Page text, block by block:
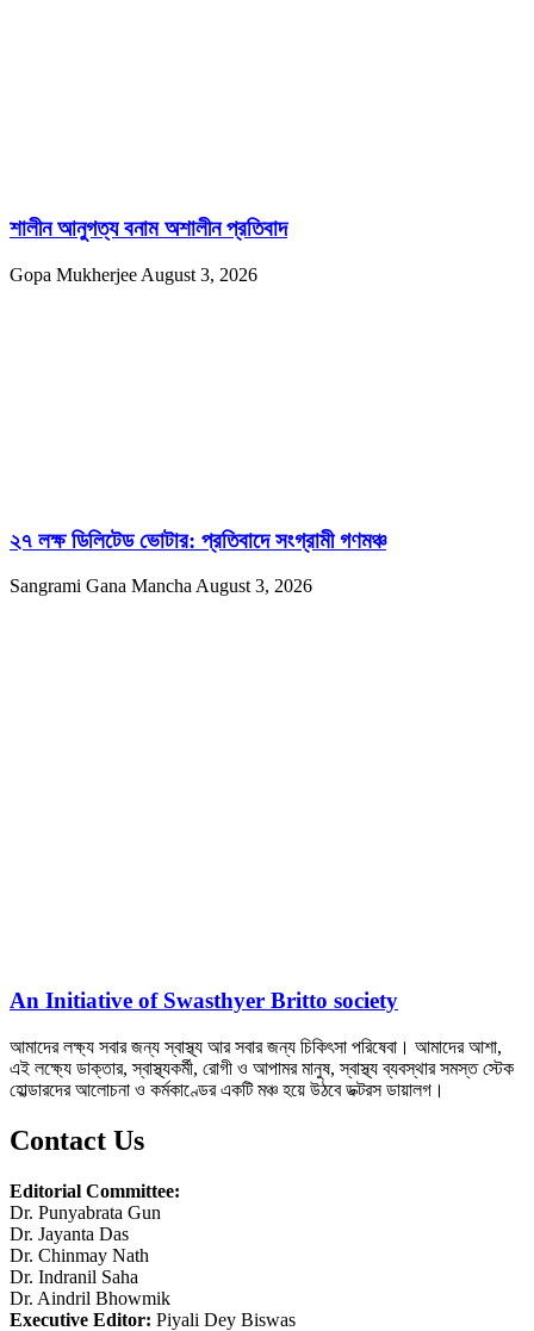
শালীন আনুগত্য বনাম অশালীন প্রতিবাদ
Gopa Mukherjee August 3, 2026
২৭ লক্ষ ডিলিটেড ভোটার: প্রতিবাদে সংগ্রামী গণমঞ্চ
Sangrami Gana Mancha August 3, 2026
An Initiative of Swasthyer Britto society
আমাদের লক্ষ্য সবার জন্য স্বাস্থ্য আর সবার জন্য চিকিৎসা পরিষেবা। আমাদের আশা,
এই লক্ষ্যে ডাক্তার, স্বাস্থ্যকর্মী, রোগী ও আপামর মানুষ, স্বাস্থ্য ব্যবস্থার সমস্ত স্টেক
হোল্ডারদের আলোচনা ও কর্মকাণ্ডের একটি মঞ্চ হয়ে উঠবে ডক্টরস ডায়ালগ।
Contact Us
Editorial Committee:
Dr. Punyabrata Gun
Dr. Jayanta Das
Dr. Chinmay Nath
Dr. Indranil Saha
Dr. Aindril Bhowmik
Executive Editor: Piyali Dey Biswas